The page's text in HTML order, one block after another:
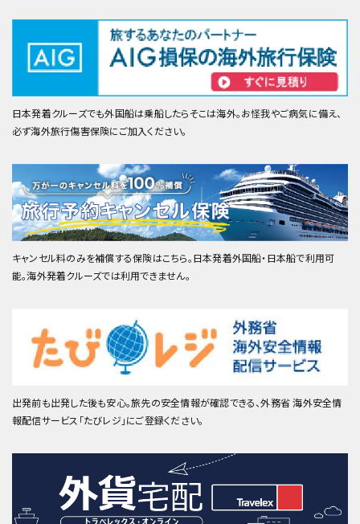
日本発着クルーズでも外国船は乗船したらそこは海外。お怪我やご病気に備え、
必ず海外旅行傷害保険にご加入ください。
キャンセル料のみを補償する保険はこちら。日本発着外国船・日本船で利用可
能。海外発着クルーズでは利用できません。
出発前も出発した後も安心。旅先の安全情報が確認できる、外務省 海外安全情
報配信サービス「たびレジ」にご登録ください。